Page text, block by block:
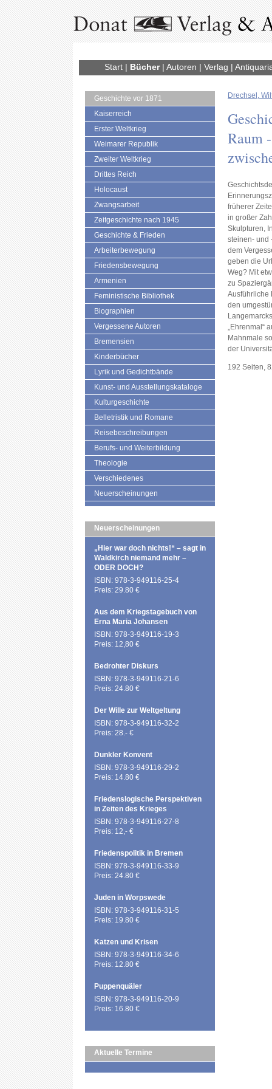
Start| Bücher| Autoren | Verlag |
Geschichte vor 1871
Kaiserreich
Erster Weltkrieg
Weimarer Republik
Zweiter Weltkrieg
Drittes Reich
Holocaust
Zwangsarbeit
Zeitgeschichte nach 1945
Geschichte & Frieden
Arbeiterbewegung
Friedensbewegung
Armenien
Feministische Bibliothek
Biographien
Vergessene Autoren
Bremensien
Kinderbücher
Lyrik und Gedichtbände
Kunst- und Ausstellungskataloge
Kulturgeschichte
Belletristik und Romane
Reisebeschreibungen
Berufs- und Weiterbildung
Theologie
Verschiedenes
Neuerscheinungen
Neuerscheinungen
„Hier war doch nichts!“ – sagt in
Waldkirch niemand mehr –
ODER DOCH?
ISBN: 978-3-949116-25-4
Preis: 29.80 €
Aus dem Kriegstagebuch von
Erna Maria Johansen
ISBN: 978-3-949116-19-3
Preis: 12,80 €
Bedrohter Diskurs
ISBN: 978-3-949116-21-6
Preis: 24.80 €
Der Wille zur Weltgeltung
ISBN: 978-3-949116-32-2
Preis: 28.- €
Dunkler Konvent
ISBN: 978-3-949116-29-2
Preis: 14.80 €
Friedenslogische Perspektiven
in Zeiten des Krieges
ISBN: 978-3-949116-27-8
Preis: 12,- €
Friedenspolitik in Bremen
ISBN: 978-3-949116-33-9
Preis: 24.80 €
Juden in Worpswede
ISBN: 978-3-949116-31-5
Preis: 19.80 €
Katzen und Krisen
ISBN: 978-3-949116-34-6
Preis: 12.80 €
Puppenquäler
ISBN: 978-3-949116-20-9
Preis: 16.80 €
Aktuelle Termine
Drechsel,
Raum
früherer
in großer
Skulpturen,
steinen- und
dem
geben die
Weg? Mit
zu
Ausführliche
den
„Ehrenmal“
Mahnmale
der
192 Seiten,